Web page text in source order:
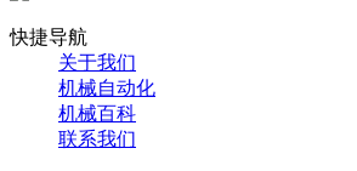
快捷导航
关于我们
机械自动化
机械百科
联系我们